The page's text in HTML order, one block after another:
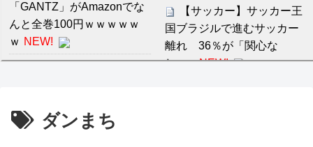
「GANTZ」がAmazonでな
んと全巻100円ｗｗｗｗｗ
ｗ NEW!
く、あれはちゃんと見てや
【サッカー】サッカー王
国ブラジルで進むサッカー
離れ 36％が「関心な
し」... NEW!
ダンまち